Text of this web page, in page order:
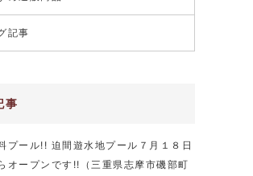
記事
事
プール!! 迫間遊水地プール７月１８日
オープンです!!（三重県志摩市磯部町